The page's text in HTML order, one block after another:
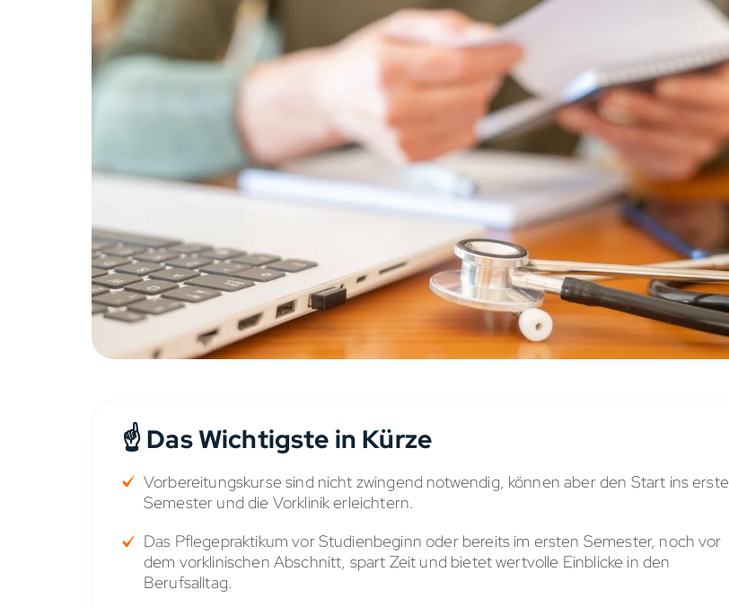
☝️ Das Wichtigste in Kürze
Vorbereitungskurse sind nicht zwingend notwendig, können aber den Start ins erste
Semester und die Vorklinik erleichtern.
Das Pflegepraktikum vor Studienbeginn oder bereits im ersten Semester, noch vor
dem vorklinischen Abschnitt, spart Zeit und bietet wertvolle Einblicke in den
Berufsalltag.